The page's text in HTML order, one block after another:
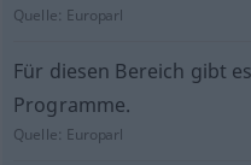
Quelle: Europarl
Für diesen Bereich gibt
Programme.
Quelle: Europarl